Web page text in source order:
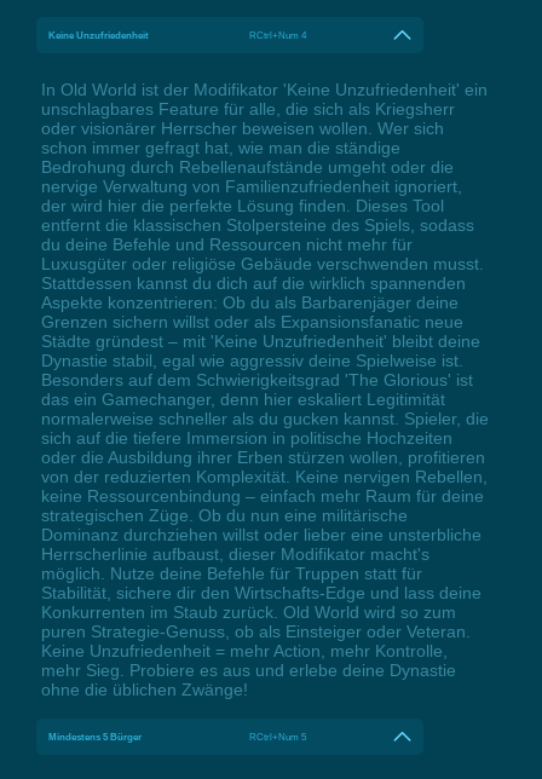
Keine Unzufriedenheit RCtrl+Num 4
In Old World ist der Modifikator 'Keine Unzufriedenheit' ein
unschlagbares Feature für alle, die sich als Kriegsherr
oder visionärer Herrscher beweisen wollen. Wer sich
schon immer gefragt hat, wie man die ständige
Bedrohung durch Rebellenaufstände umgeht oder die
nervige Verwaltung von Familienzufriedenheit ignoriert,
der wird hier die perfekte Lösung finden. Dieses Tool
entfernt die klassischen Stolpersteine des Spiels, sodass
du deine Befehle und Ressourcen nicht mehr für
Luxusgüter oder religiöse Gebäude verschwenden musst.
Stattdessen kannst du dich auf die wirklich spannenden
Aspekte konzentrieren: Ob du als Barbarenjäger deine
Grenzen sichern willst oder als Expansionsfanatic neue
Städte gründest – mit 'Keine Unzufriedenheit' bleibt deine
Dynastie stabil, egal wie aggressiv deine Spielweise ist.
Besonders auf dem Schwierigkeitsgrad 'The Glorious' ist
das ein Gamechanger, denn hier eskaliert Legitimität
normalerweise schneller als du gucken kannst. Spieler, die
sich auf die tiefere Immersion in politische Hochzeiten
oder die Ausbildung ihrer Erben stürzen wollen, profitieren
von der reduzierten Komplexität. Keine nervigen Rebellen,
keine Ressourcenbindung – einfach mehr Raum für deine
strategischen Züge. Ob du nun eine militärische
Dominanz durchziehen willst oder lieber eine unsterbliche
Herrscherlinie aufbaust, dieser Modifikator macht's
möglich. Nutze deine Befehle für Truppen statt für
Stabilität, sichere dir den Wirtschafts-Edge und lass deine
Konkurrenten im Staub zurück. Old World wird so zum
puren Strategie-Genuss, ob als Einsteiger oder Veteran.
Keine Unzufriedenheit = mehr Action, mehr Kontrolle,
mehr Sieg. Probiere es aus und erlebe deine Dynastie
ohne die üblichen Zwänge!
Mindestens 5 Bürger RCtrl+Num 5